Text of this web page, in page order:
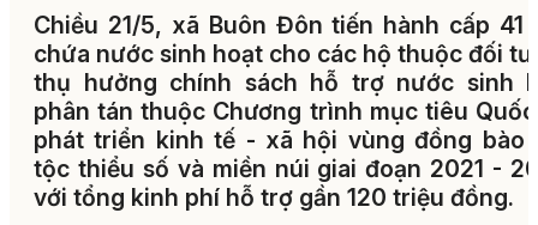
Chiều 21/5, xã Buôn Đôn tiến hành cấp 41
chứa nước sinh hoạt cho các hộ thuộc đối
thụ hưởng chính sách hỗ trợ nước sinh
phân tán thuộc Chương trình mục tiêu
phát triển kinh tế - xã hội vùng đồng bào
tộc thiểu số và miền núi giai đoạn 2021 -
với tổng kinh phí hỗ trợ gần 120 triệu đồng.